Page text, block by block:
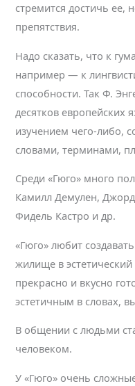
стремится достичь ее,
препятствия.
Надо сказать, что к
например — к
способности. Так Ф.
десятков европейских
изучением чего-либо,
словами, терминами,
Среди «Гюго» много
Камилл Демулен,
Фидель Кастро и др.
«Гюго» любит
жилище в
прекрасно и вкусно
эстетичным в словах,
В общении с людьми
человеком.
У «Гюго» очень